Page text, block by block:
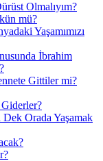
Olmalıyım?
mü?
Yaşamımızı
İbrahim
Gittiler mi?
Dek Orada Yaşamak